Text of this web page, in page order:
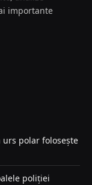
importante
urs polar folosește
poliției